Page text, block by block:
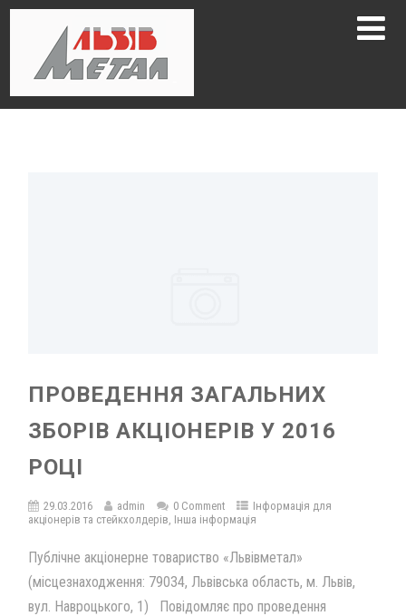
ПРОВЕДЕННЯ ЗАГАЛЬНИХ
ЗБОРІВ АКЦІОНЕРІВ У 2016
РОЦІ
29.03.2016 admin 0 Comment
Інформація для
акціонерів та стейкхолдерів, Інша інформація
Публічне акціонерне товариство «Львівметал»
(місцезнаходження: 79034, Львівська область, м. Львів,
вул. Навроцького, 1) Повідомляє про проведення